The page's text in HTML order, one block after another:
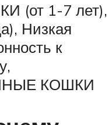
(от 1-7 лет),
Низкая
к
КОШКИ